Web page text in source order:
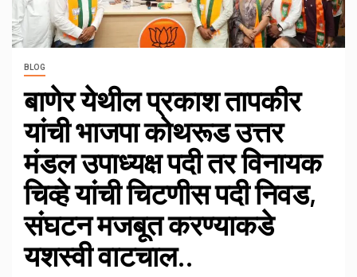
BLOG
बाणेर येथील प्रकाश तापकीर
यांची भाजपा कोथरूड उत्तर
मंडल उपाध्यक्ष पदी तर विनायक
चिव्हे यांची चिटणीस पदी निवड,
संघटन मजबूत करण्याकडे
यशस्वी वाटचाल..